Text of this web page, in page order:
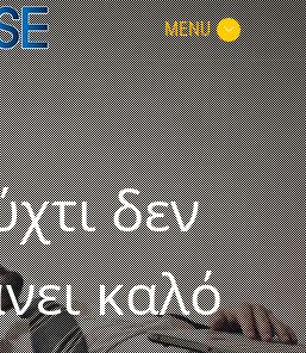
MENU
δεν
καλό